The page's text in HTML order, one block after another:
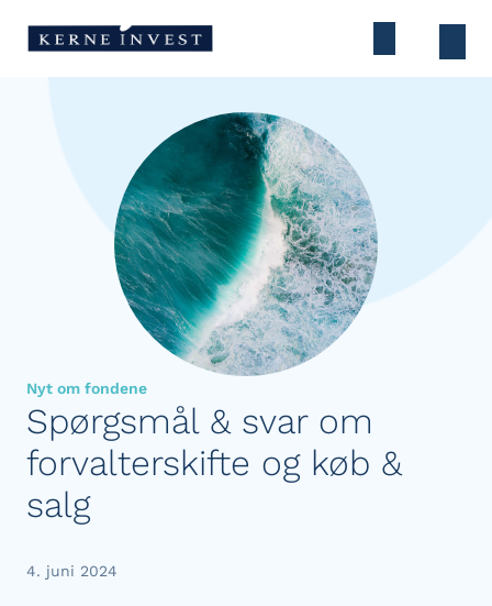
Nyt om fondene
Spørgsmål & svar om
forvalterskifte og køb &
salg
4. juni 2024